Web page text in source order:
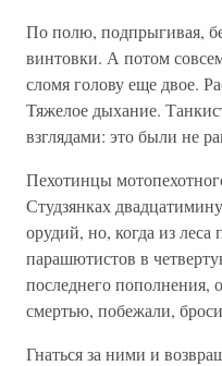
По полю, подпрыгивая,
винтовки. А потом
сломя голову еще двое.
Тяжелое дыхание.
взглядами: это были не
Пехотинцы
Студзянках
орудий, но, когда из
парашютистов в
последнего пополнения,
смертью, побежали,
Гнаться за ними и